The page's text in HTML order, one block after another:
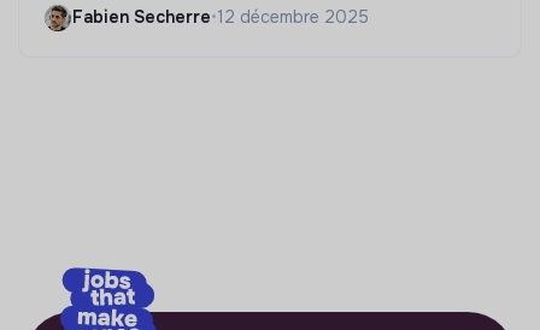
Fabien Secherre•12 décembre 2025